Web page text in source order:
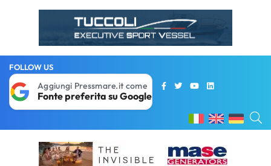
FOLLOW US
Aggiungi Pressmare.it come
Fonte preferita su Google